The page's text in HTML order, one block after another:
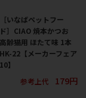
［いなばペットフー
ド］CIAO 焼本かつお
高齢猫用 ほたて味 1本
HK-22【メーカーフェア
10】
参考上代
179円